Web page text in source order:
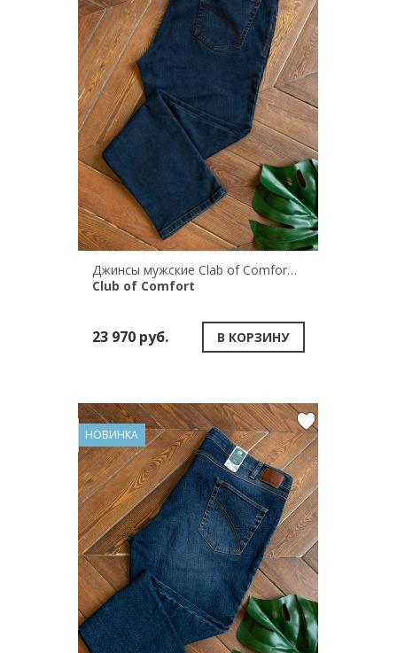
Джинсы мужские Clab of Comfort HENRY 6822/40
Club of Comfort
23 970 руб. В КОРЗИНУ
НОВИНКА